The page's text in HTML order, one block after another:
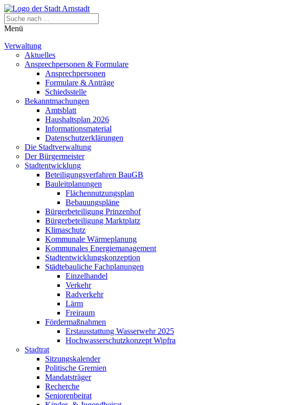
Menü
Verwaltung
Aktuelles
Ansprechpersonen & Formulare
Ansprechpersonen
Formulare & Anträge
Schiedsstelle
Bekanntmachungen
Amtsblatt
Haushaltsplan 2026
Informationsmaterial
Datenschutzerklärungen
Die Stadtverwaltung
Der Bürgermeister
Stadtentwicklung
Beteiligungsverfahren BauGB
Bauleitplanungen
Flächennutzungsplan
Bebauungspläne
Bürgerbeteiligung Prinzenhof
Bürgerbeteiligung Marktplatz
Klimaschutz
Kommunale Wärmeplanung
Kommunales Energiemanagement
Stadtentwicklungskonzeption
Städtebauliche Fachplanungen
Einzelhandel
Verkehr
Radverkehr
Lärm
Freiraum
Fördermaßnahmen
Erstausstattung Wasserwehr 2025
Hochwasserschutzkonzept Wipfra
Stadtrat
Sitzungskalender
Politische Gremien
Mandatsträger
Recherche
Seniorenbeirat